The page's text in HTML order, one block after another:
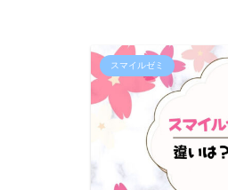
スマイルゼミ